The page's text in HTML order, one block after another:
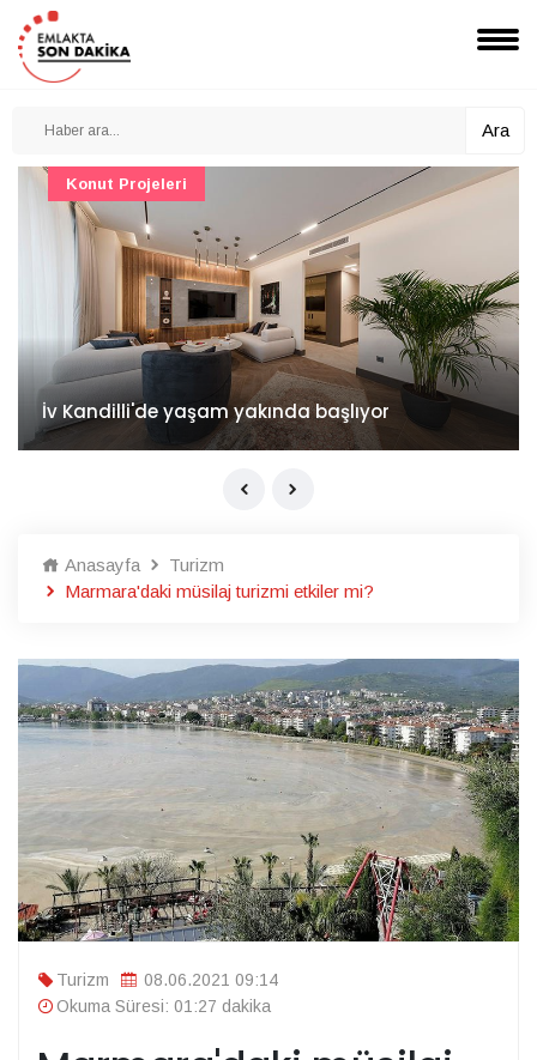
Ara
İv Kandilli'de yaşam yakında başlıyor
Konut Projeleri
Anasayfa
Turizm
Marmara'daki müsilaj turizmi etkiler mi?
Turizm
08.06.2021 09:14
Okuma Süresi: 01:27 dakika